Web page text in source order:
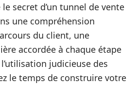
le secret d’un tunnel de vente
une compréhension
du client, une
accordée à chaque étape
judicieuse des
le temps de construire votre